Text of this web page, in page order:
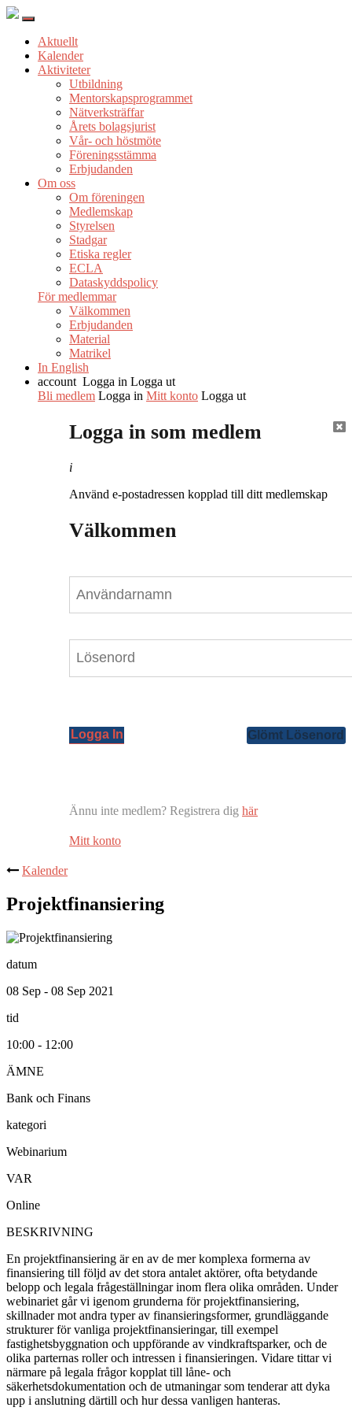
Aktuellt
Kalender
Aktiviteter
Utbildning
Mentorskapsprogrammet
Nätverksträffar
Årets bolagsjurist
Vår- och höstmöte
Föreningsstämma
Erbjudanden
Om oss
Om föreningen
Medlemskap
Styrelsen
Stadgar
Etiska regler
ECLA
Dataskyddspolicy
För medlemmar
Välkommen
Erbjudanden
Material
Matrikel
In English
account Logga in Logga ut
Bli medlem Logga in Mitt konto Logga ut
Logga in som medlem
i
Använd e-postadressen kopplad till ditt medlemskap
Välkommen
Ännu inte medlem? Registrera dig här
Mitt konto
Kalender
Projektfinansiering
datum
08 Sep - 08 Sep 2021
tid
10:00 - 12:00
ÄMNE
Bank och Finans
kategori
Webinarium
VAR
Online
BESKRIVNING
En projektfinansiering är en av de mer komplexa formerna av
finansiering till följd av det stora antalet aktörer, ofta betydande
belopp och legala frågeställningar inom flera olika områden. Under
webinariet går vi igenom grunderna för projektfinansiering,
skillnader mot andra typer av finansieringsformer, grundläggande
strukturer för vanliga projektfinansieringar, till exempel
fastighetsbyggnation och uppförande av vindkraftsparker, och de
olika parternas roller och intressen i finansieringen. Vidare tittar vi
närmare på legala frågor kopplat till låne- och
säkerhetsdokumentation och de utmaningar som tenderar att dyka
upp i anslutning därtill och hur dessa vanligen hanteras.